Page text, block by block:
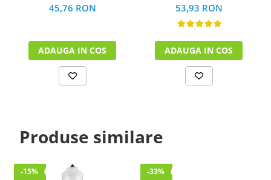
45,76 RON
ADAUGA IN COS
53,93 RON
ADAUGA IN COS
Produse similare
-15% -33%